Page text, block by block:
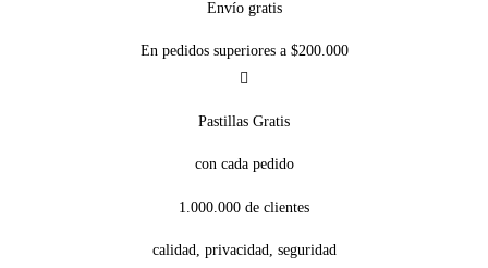
Envío gratis
En pedidos superiores a $200.000
Pastillas Gratis
con cada pedido
1.000.000 de clientes
calidad, privacidad, seguridad